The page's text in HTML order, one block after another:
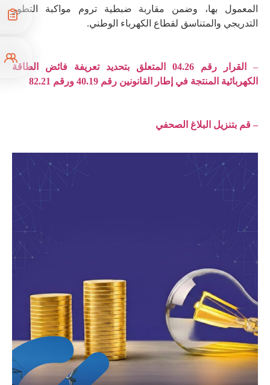
المعمول بها، وضمن مقاربة ضبطية تروم مواكبة التطور
التدريجي والمتناسق لقطاع الكهرباء الوطني.
–
القرار رقم 04.26 المتعلق بتحديد تعريفة فائض الطاقة
الكهربائية المنتجة في إطار القانونين رقم 40.19 ورقم 82.21
– قم بتنزيل البلاغ الصحفي